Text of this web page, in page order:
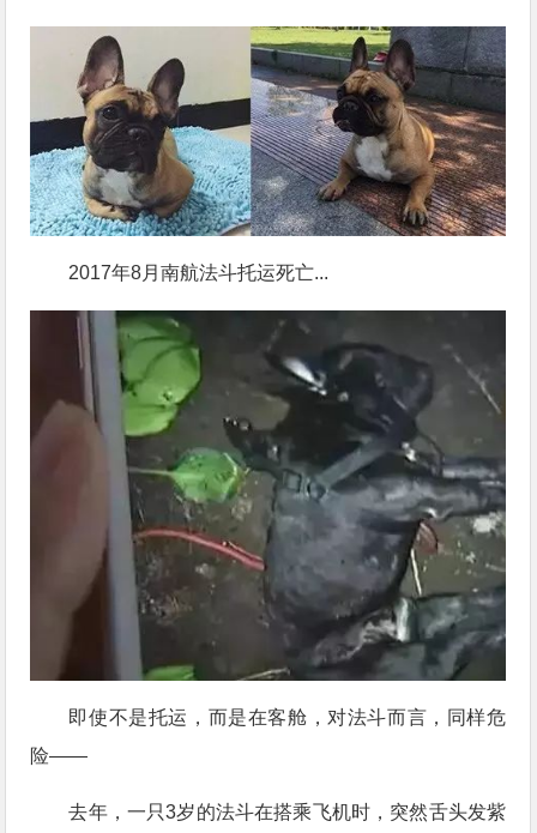
2017年8月南航法斗托运死亡...
即使不是托运，而是在客舱，对法斗而言，同样危
险——
去年，一只3岁的法斗在搭乘飞机时，突然舌头发紫